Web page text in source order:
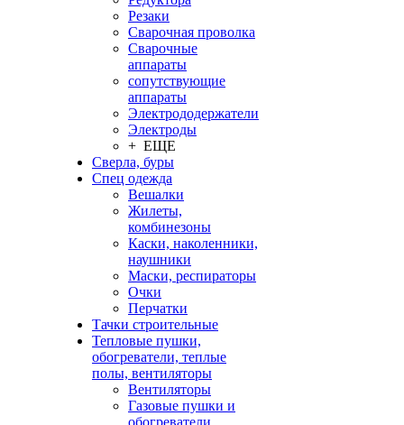
Резаки
Сварочная проволка
Сварочные
аппараты
сопутствующие
аппараты
Электрододержатели
Электроды
+ ЕЩЕ
Сверла, буры
Спец одежда
Вешалки
Жилеты,
комбинезоны
Каски, наколенники,
наушники
Маски, респираторы
Очки
Перчатки
Тачки строительные
Тепловые пушки,
обогреватели, теплые
полы, вентиляторы
Вентиляторы
Газовые пушки и
обогреватели